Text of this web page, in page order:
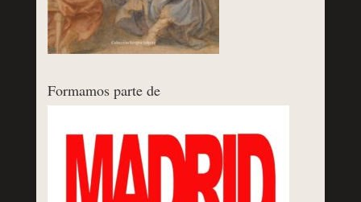
Formamos parte de